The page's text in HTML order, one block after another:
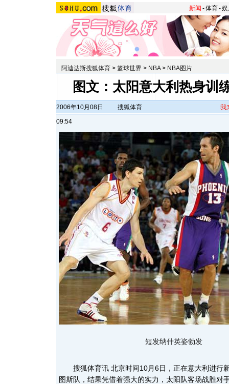
新闻 -体育-
阿迪达斯搜狐体育 > 篮球世界 > NBA> NBA图片
图文：太阳意大利热身训
2006年10月08日
09:54
搜狐体育 我
短发纳什英姿勃发
搜狐体育讯 北京时间10月6日，正在意大利进行
图斯队，结果凭借着强大的实力，太阳队客场战胜对